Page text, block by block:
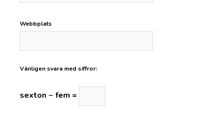
Webbplats
Vänligen svara med siffror:
sexton − fem =